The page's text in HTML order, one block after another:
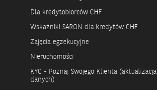
Dla kredytobiorców CHF
Wskaźniki SARON dla kredytów CHF
Zajęcia egzekucyjne
Nieruchomości
KYC - Poznaj Swojego Klienta (aktualizacja
danych)